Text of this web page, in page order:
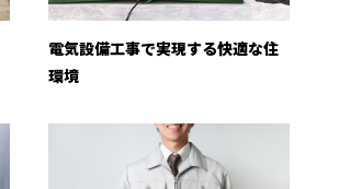
電気設備工事で実現する快適な住
環境